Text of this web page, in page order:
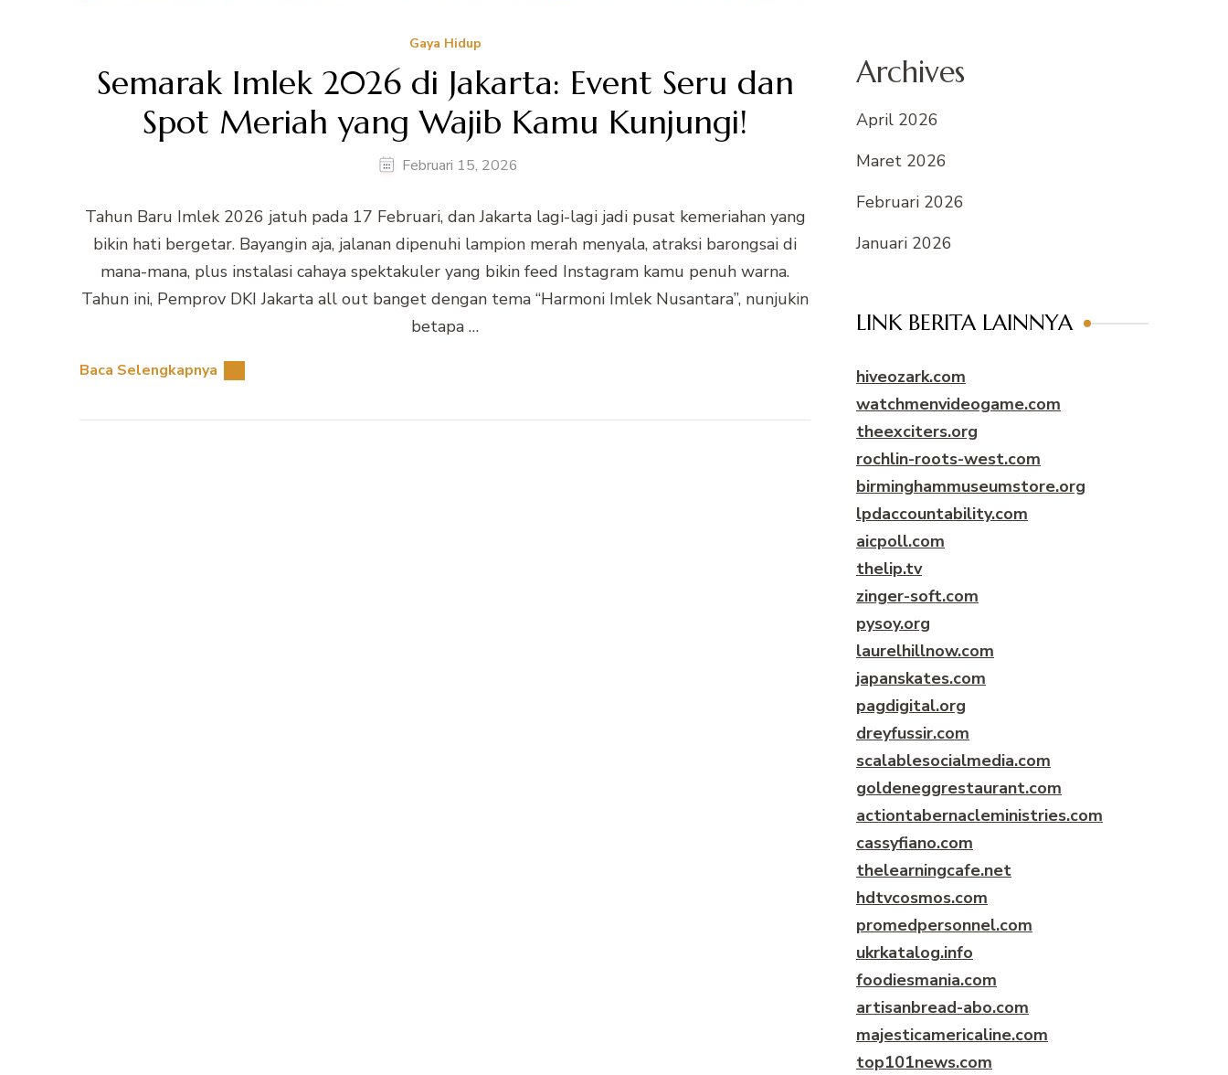
Gaya Hidup
Semarak Imlek 2026 di Jakarta: Event Seru dan
Spot Meriah yang Wajib Kamu Kunjungi!
Februari 15, 2026
Tahun Baru Imlek 2026 jatuh pada 17 Februari, dan Jakarta lagi-lagi jadi pusat kemeriahan yang
bikin hati bergetar. Bayangin aja, jalanan dipenuhi lampion merah menyala, atraksi barongsai di
mana-mana, plus instalasi cahaya spektakuler yang bikin feed Instagram kamu penuh warna.
Tahun ini, Pemprov DKI Jakarta all out banget dengan tema “Harmoni Imlek Nusantara”, nunjukin
betapa …
Baca Selengkapnya
Archives
April 2026
Maret 2026
Februari 2026
Januari 2026
LINK BERITA LAINNYA
hiveozark.com
watchmenvideogame.com
theexciters.org
rochlin-roots-west.com
birminghammuseumstore.org
lpdaccountability.com
aicpoll.com
thelip.tv
zinger-soft.com
pysoy.org
laurelhillnow.com
japanskates.com
pagdigital.org
dreyfussir.com
scalablesocialmedia.com
goldeneggrestaurant.com
actiontabernacleministries.com
cassyfiano.com
thelearningcafe.net
hdtvcosmos.com
promedpersonnel.com
ukrkatalog.info
foodiesmania.com
artisanbread-abo.com
majesticamericaline.com
top101news.com